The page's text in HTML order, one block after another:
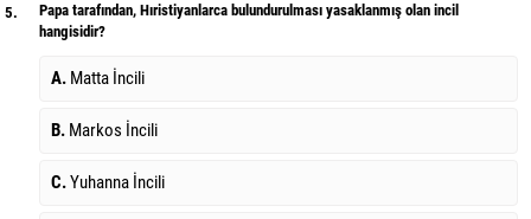
5.
Papa tarafından, Hıristiyanlarca bulundurulması yasaklanmış olan incil
hangisidir?
A. Matta İncili
B. Markos İncili
C.Yuhanna İncili